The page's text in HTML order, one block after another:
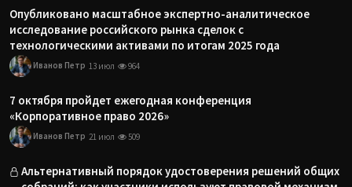
Опубликовано масштабное экспертно-аналитическое
исследование российского рынка сделок с
технологическими активами по итогам 2025 года
Иванов Петр 13 июл 964
7 октября пройдет ежегодная конференция
«Корпоративное право 2026»
Иванов Петр 21 июл 509
Альтернативный порядок удостоверения решений общих